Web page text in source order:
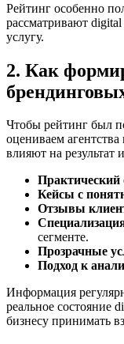
Рейтинг особенно
рассматривают
услугу.
2. Как
Чтобы рейтинг был
оцениваем
влияют на результат
Кейсы с
Отзывы
сегменте.
Прозрачные
Подход к
Информация
реальное состояние
бизнесу принимать